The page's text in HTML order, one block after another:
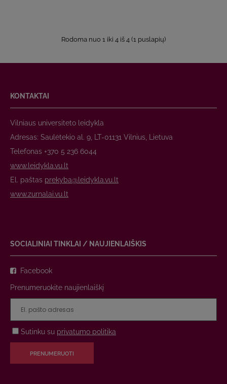
Rodoma nuo 1 iki 4 iš 4 (1 puslapių)
KONTAKTAI
Vilniaus universiteto leidykla
Adresas: Saulėtekio al. 9, LT-01131 Vilnius, Lietuva
Telefonas +370 5 236 6044
www.leidykla.vu.lt
El. paštas prekyba@leidykla.vu.lt
www.zurnalai.vu.lt
SOCIALINIAI TINKLAI / NAUJIENLAIŠKIS
Facebook
Prenumeruokite naujienlaiškį
Sutinku su privatumo politika
PRENUMERUOTI